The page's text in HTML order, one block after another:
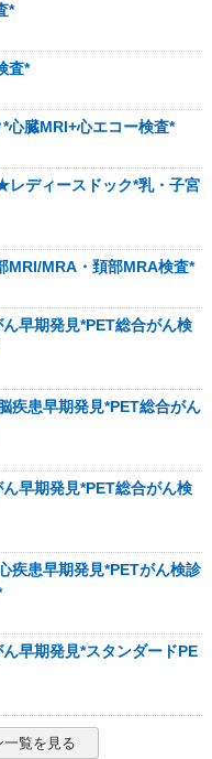
*
査*
臓MRI+心エコー検査*
ディースドック*乳・子宮
MRA・頚部MRA検査*
ん早期発見*PET総合がん検
疾患早期発見*PET総合がん
ん早期発見*PET総合がん検
疾患早期発見*PETがん検診
ん早期発見*スタンダードPE
一覧を見る